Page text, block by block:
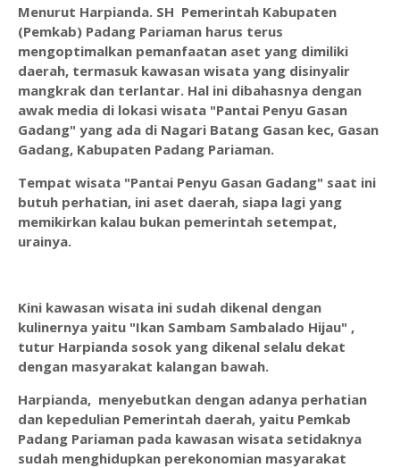
Menurut Harpianda. SH Pemerintah Kabupaten
(Pemkab) Padang Pariaman harus terus
mengoptimalkan pemanfaatan aset yang dimiliki
daerah, termasuk kawasan wisata yang disinyalir
mangkrak dan terlantar. Hal ini dibahasnya dengan
awak media di lokasi wisata "Pantai Penyu Gasan
Gadang" yang ada di Nagari Batang Gasan kec, Gasan
Gadang, Kabupaten Padang Pariaman.
Tempat wisata "Pantai Penyu Gasan Gadang" saat ini
butuh perhatian, ini aset daerah, siapa lagi yang
memikirkan kalau bukan pemerintah setempat,
urainya.
Kini kawasan wisata ini sudah dikenal dengan
kulinernya yaitu "Ikan Sambam Sambalado Hijau" ,
tutur Harpianda sosok yang dikenal selalu dekat
dengan masyarakat kalangan bawah.
Harpianda, menyebutkan dengan adanya perhatian
dan kepedulian Pemerintah daerah, yaitu Pemkab
Padang Pariaman pada kawasan wisata setidaknya
sudah menghidupkan perekonomian masyarakat